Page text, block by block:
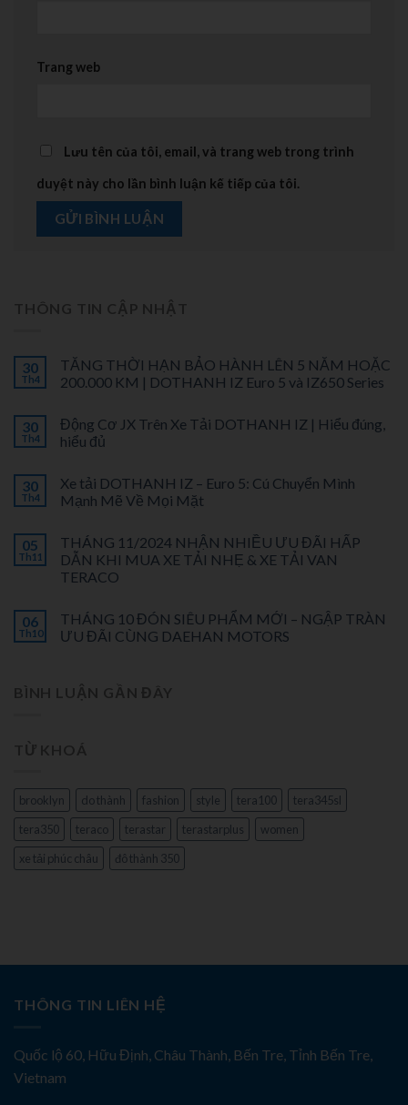
Trang web
Lưu tên của tôi, email, và trang web trong trình
duyệt này cho lần bình luận kế tiếp của tôi.
30
Th4
TĂNG THỜI HẠN BẢO HÀNH LÊN 5 NĂM HOẶC
200.000 KM | DOTHANH IZ Euro 5 và IZ650 Series
30
Th4
Động Cơ JX Trên Xe Tải DOTHANH IZ | Hiểu đúng,
hiểu đủ
30
Th4
Xe tải DOTHANH IZ – Euro 5: Cú Chuyển Mình
Mạnh Mẽ Về Mọi Mặt
05
Th11
THÁNG 11/2024 NHẬN NHIỀU ƯU ĐÃI HẤP
DẪN KHI MUA XE TẢI NHẸ & XE TẢI VAN
TERACO
06
Th10
THÁNG 10 ĐÓN SIÊU PHẨM MỚI – NGẬP TRÀN
ƯU ĐÃI CÙNG DAEHAN MOTORS
brooklyn do thành fashion style tera100
tera345sl
tera350
teraco terastar terastarplus
women
xe tải phúc châu
đô thành 350
THÔNG TIN LIÊN HỆ
Quốc lộ 60, Hữu Định, Châu Thành, Bến Tre, Tỉnh Bến Tre,
Vietnam